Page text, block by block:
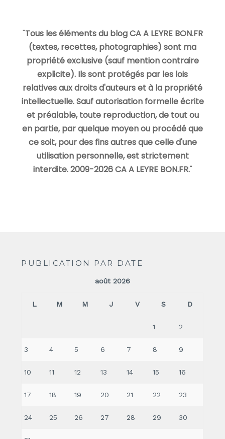
"Tous les éléments du blog CA A LEYRE BON.FR
(textes, recettes, photographies) sont ma
propriété exclusive (sauf mention contraire
explicite). Ils sont protégés par les lois
relatives aux droits d'auteurs et à la propriété
intellectuelle. Sauf autorisation formelle écrite
et préalable, toute reproduction, de tout ou
en partie, par quelque moyen ou procédé que
ce soit, pour des fins autres que celle d'une
utilisation personnelle, est strictement
interdite. 2009-2026 CA A LEYRE BON.FR."
PUBLICATION PAR DATE
août 2026
L M M J V S D
1 2
3 4 5 6 7 8 9
10 11 12 13 14 15 16
17 18 19 20 21 22 23
24 25 26 27 28 29 30